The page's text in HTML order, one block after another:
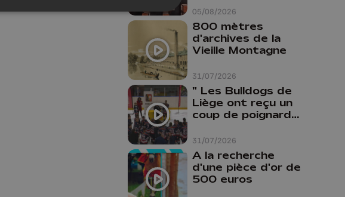
05/08/2026
Liège
31/07/2026
800 mètres
d'archives de la
Vieille Montagne
31/07/2026
" Les Bulldogs de
Liège ont reçu un
coup de poignard
A la recherche
d'une pièce d'or de
500 euros